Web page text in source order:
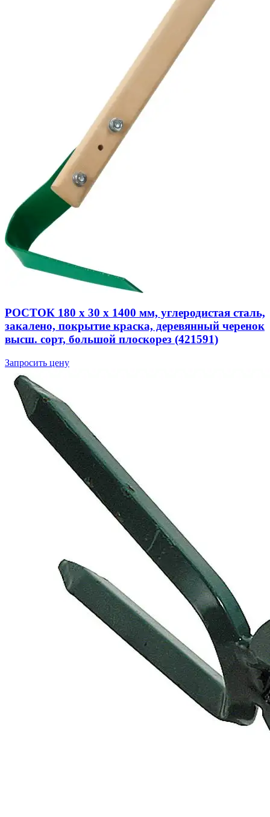
РОСТОК 180 х 30 х 1400 мм, углеродистая сталь,
закалено, покрытие краска, деревянный черенок
высш. сорт, большой плоскорез (421591)
Запросить цену